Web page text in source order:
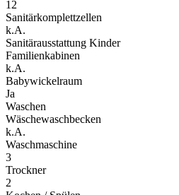
12
Sanitärkomplettzellen
k.A.
Sanitärausstattung Kinder
Familienkabinen
k.A.
Babywickelraum
Ja
Waschen
Wäschewaschbecken
k.A.
Waschmaschine
3
Trockner
2